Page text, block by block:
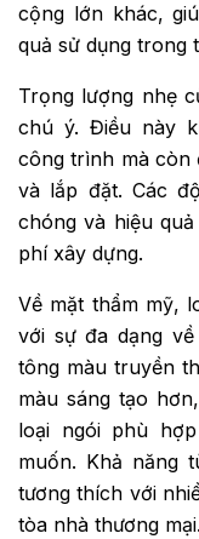
cộng lớn khác,
quả sử dụng trong
Trọng lượng nhẹ
chú ý. Điều này
công trình mà còn
và lắp đặt. Các
chóng và hiệu
phí xây dựng.
Về mặt thẩm mỹ,
với sự đa dạng
tông màu truyền
màu sáng tạo
loại ngói phù
muốn. Khả năng
tương thích với
tòa nhà thương mại.